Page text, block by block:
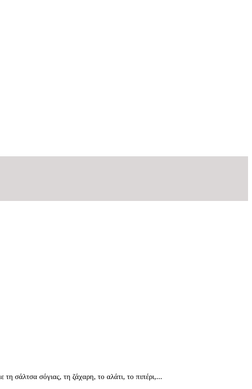
σάλτσα σόγιας, τη ζάχαρη, το αλάτι, το πιπέρι,...